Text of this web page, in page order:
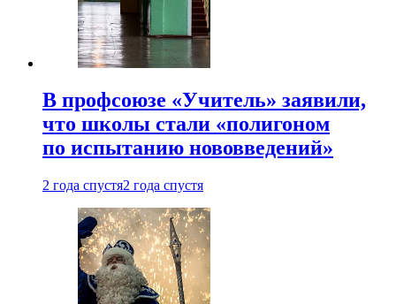
В профсоюзе «Учитель» заявили,
что школы стали «полигоном
по испытанию нововведений»
2 года спустя2 года спустя